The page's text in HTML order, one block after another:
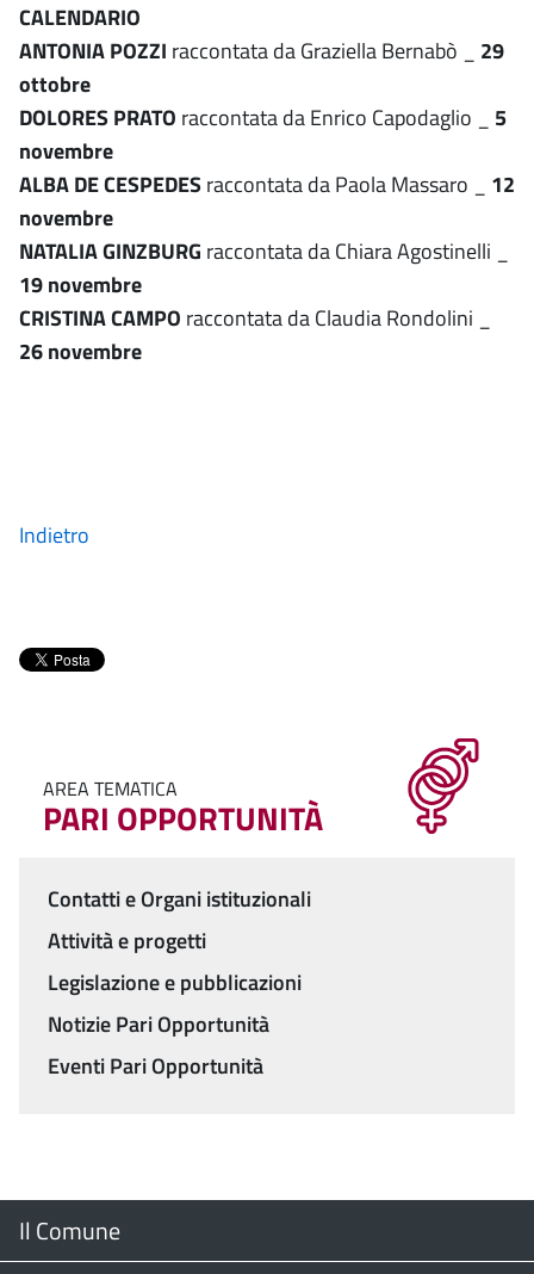
CALENDARIO
ANTONIA POZZI raccontata da Graziella Bernabò _ 29
ottobre
DOLORES PRATO raccontata da Enrico Capodaglio _ 5
novembre
ALBA DE CESPEDES raccontata da Paola Massaro _ 12
novembre
NATALIA GINZBURG raccontata da Chiara Agostinelli _
19 novembre
CRISTINA CAMPO raccontata da Claudia Rondolini _
26 novembre
Indietro
AREA TEMATICA
PARI OPPORTUNITÀ
Menu
Contatti e Organi istituzionali
Attività e progetti
Legislazione e pubblicazioni
Notizie Pari Opportunità
Eventi Pari Opportunità
Menu
Il Comune